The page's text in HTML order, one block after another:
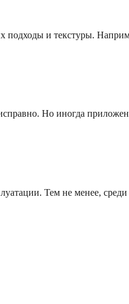
подходы и текстуры.
Но иногда
Тем не менее,